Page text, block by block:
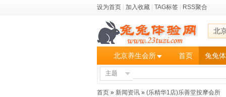
设为首页 加入收藏 TAG标签 RSS聚合
北
北京养生会所 首页 兔兔
主题
首页 » 新闻资讯 » (乐精华1店)乐善堂按摩会所